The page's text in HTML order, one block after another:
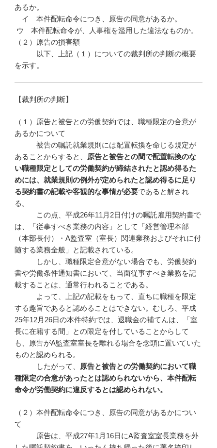
あるか。
イ 本件配転命令につき、原告の同意があるか。
ウ 本件配転命令が、人事権を濫用した違法なものか。
（２）原告の損害額
以下、上記（１）についての裁判所の判断の概要
を示す。
【裁判所の判断】
（１）原告と被告との労働契約では、職種限定の合意が
あるかについて
被告の嘱託就業規則には配置転換を命じる規定が
あることからすると、
原告と被告との間で配置転換のな
い職種限定としての労働契約が締結されたと認め得るた
めには、就業規則の例外が定められたと認め得るに足り
る契約書の記載や客観的な事情が必要であると解され
る。
この点、平成26年11月2日付けの嘱託雇用契約書で
は、「従事すべき業務の内容」として「経営管理本部
（本部長付）・A監査室（室長）関連業務およびそれに付
随する業務全般」と記載されている。
しかし、職種限定合意がない場合でも、労働契約
書や労働条件通知書において、当面従事すべき業務を記
載することは、通常行われることである。
よって、上記の記載をもって、直ちに職種を限定
する趣旨であると認めることはできない。むしろ、平成
25年12月26日の本件特約では、退職金の補てんは、「室
長に在籍する間」との限定を付していることからして
も、原告がA監査室室長を離れる場合を念頭に置いていた
ものと認められる。
したがって、
原告と被告との労働契約において職
種限定の合意があったとは認められないから、本件配転
命令が労働契約に違反するとは認められない。
（２）本件配転命令につき、原告の同意があるかについ
て
原告は、平成27年1月16日にA監査室室長業務を外